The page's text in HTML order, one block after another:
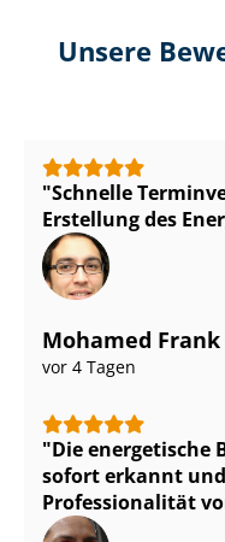
Unsere
Schnelle
Erstellung des
Mohamed Frank
vor 4 Tagen
Die energetische
sofort erkannt
Pro­fes­sio­na­li­tät